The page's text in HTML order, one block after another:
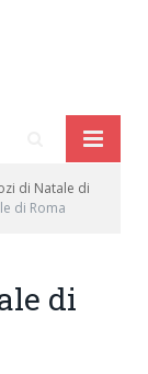
di Natale di
di Roma
di